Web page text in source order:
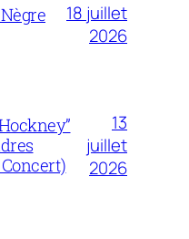
18 juillet
2026
13
juillet
2026